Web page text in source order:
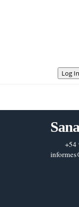
Log
+54